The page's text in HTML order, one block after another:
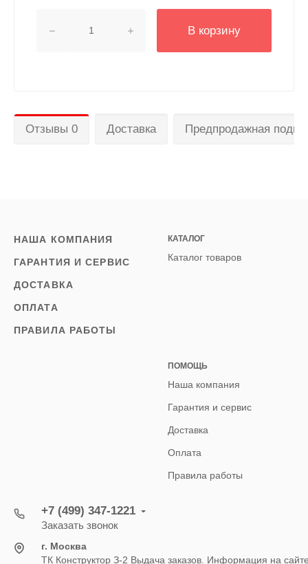
В корзину
Отзывы 0 Доставка Предпродажная
НАША КОМПАНИЯ
ГАРАНТИЯ И СЕРВИС
ДОСТАВКА
ОПЛАТА
ПРАВИЛА РАБОТЫ
КАТАЛОГ
Каталог товаров
ПОМОЩЬ
Наша компания
Гарантия и сервис
Доставка
Оплата
Правила работы
+7 (499) 347-1221
Заказать звонок
г. Москва
ТК Конструктор З-2 Выдача заказов. Информация на